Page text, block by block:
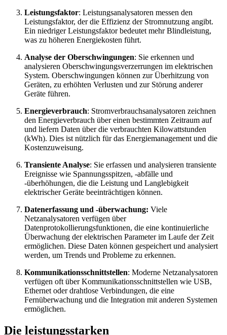
Leistungsfaktor: Leistungsanalysatoren messen den
Leistungsfaktor, der die Effizienz der Stromnutzung angibt.
Ein niedriger Leistungsfaktor bedeutet mehr Blindleistung,
was zu höheren Energiekosten führt.
Analyse der Oberschwingungen: Sie erkennen und
analysieren Oberschwingungsverzerrungen im elektrischen
System. Oberschwingungen können zur Überhitzung von
Geräten, zu erhöhten Verlusten und zur Störung anderer
Geräte führen.
Energieverbrauch: Stromverbrauchsanalysatoren zeichnen
den Energieverbrauch über einen bestimmten Zeitraum auf
und liefern Daten über die verbrauchten Kilowattstunden
(kWh). Dies ist nützlich für das Energiemanagement und die
Kostenzuweisung.
Transiente Analyse: Sie erfassen und analysieren transiente
Ereignisse wie Spannungsspitzen, -abfälle und
-überhöhungen, die die Leistung und Langlebigkeit
elektrischer Geräte beeinträchtigen können.
Datenerfassung und -überwachung: Viele
Netzanalysatoren verfügen über
Datenprotokollierungsfunktionen, die eine kontinuierliche
Überwachung der elektrischen Parameter im Laufe der Zeit
ermöglichen. Diese Daten können gespeichert und analysiert
werden, um Trends und Probleme zu erkennen.
Kommunikationsschnittstellen: Moderne Netzanalysatoren
verfügen oft über Kommunikationsschnittstellen wie USB,
Ethernet oder drahtlose Verbindungen, die eine
Fernüberwachung und die Integration mit anderen Systemen
ermöglichen.
Die leistungsstarken